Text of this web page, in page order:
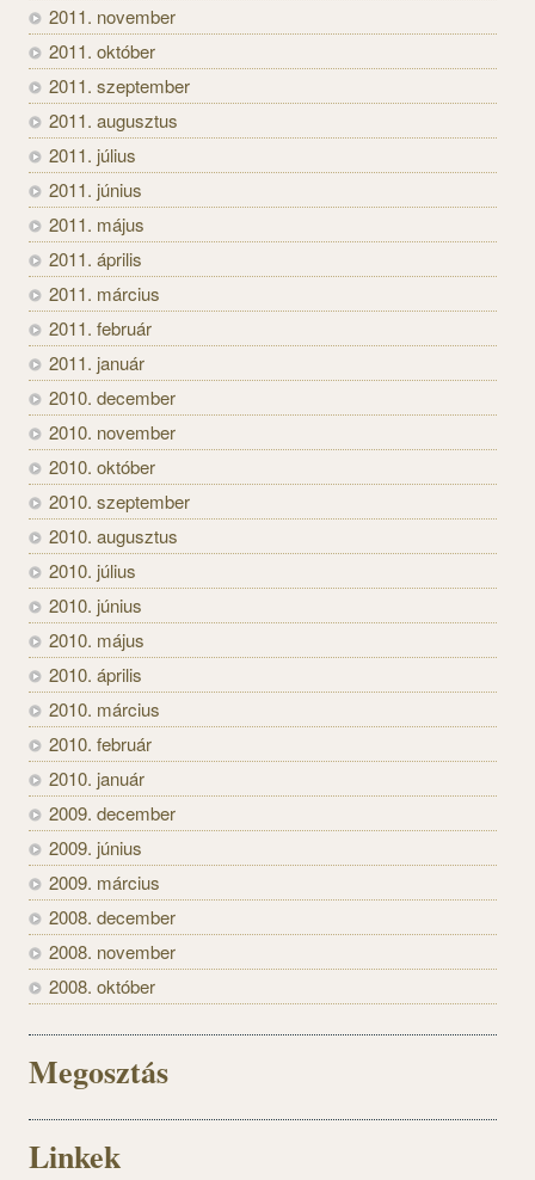
2011. november
2011. október
2011. szeptember
2011. augusztus
2011. július
2011. június
2011. május
2011. április
2011. március
2011. február
2011. január
2010. december
2010. november
2010. október
2010. szeptember
2010. augusztus
2010. július
2010. június
2010. május
2010. április
2010. március
2010. február
2010. január
2009. december
2009. június
2009. március
2008. december
2008. november
2008. október
Megosztás
Linkek